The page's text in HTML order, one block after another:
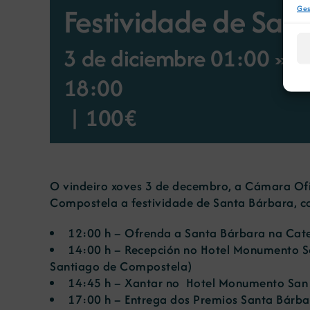
Festividade de
3 de diciembre 01:00 »
18:00
| 100€
O vindeiro xoves 3 de decembro, a Cámara
Compostela a festividade de Santa Bárbara,
12:00 h – Ofrenda a Santa Bárbara na
14:00 h – Recepción no Hotel Monumento
Santiago de Compostela)
14:45 h – Xantar no Hotel Monumento San
17:00 h – Entrega dos Premios Santa